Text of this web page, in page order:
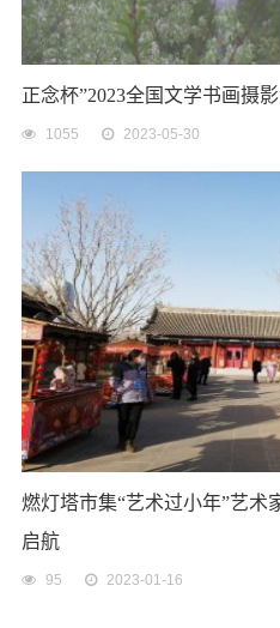
正念杯”2023全国文学书画摄
1055 2023-05-30
燃灯塔市集“艺术过小年”艺术
启航
95 2023-01-16